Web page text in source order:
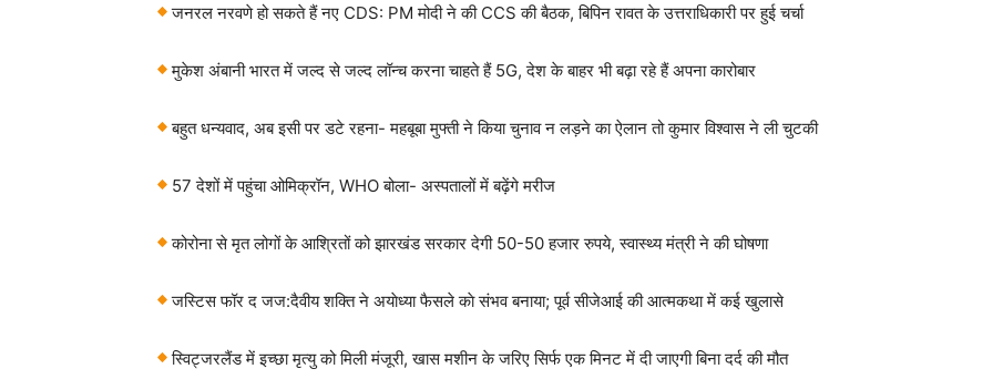
जनरल नरवणे हो सकते हैं नए CDS: PM मोदी ने की CCS की बैठक, बिपिन रावत के उत्तराधिकारी पर हुई चर्चा
मुकेश अंबानी भारत में जल्द से जल्द लॉन्च करना चाहते हैं 5G, देश के बाहर भी बढ़ा रहे हैं अपना कारोबार
बहुत धन्यवाद, अब इसी पर डटे रहना- महबूबा मुफ्ती ने किया चुनाव न लड़ने का ऐलान तो कुमार विश्वास ने ली चुटकी
57 देशों में पहुंचा ओमिक्रॉन, WHO बोला- अस्पतालों में बढ़ेंगे मरीज
कोरोना से मृत लोगों के आश्रितों को झारखंड सरकार देगी 50-50 हजार रुपये, स्वास्थ्य मंत्री ने की घोषणा
जस्टिस फॉर द जज:दैवीय शक्ति ने अयाेध्या फैसले काे संभव बनाया; पूर्व सीजेआई की आत्मकथा में कई खुलासे
स्विट्जरलैंड में इच्छा मृत्यु को मिली मंजूरी, खास मशीन के जरिए सिर्फ एक मिनट में दी जाएगी बिना दर्द की मौत